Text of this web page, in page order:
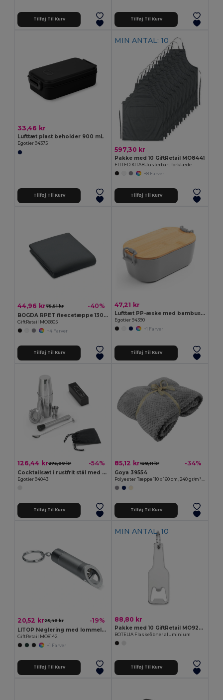
Tilføj Til Kurv Tilføj Til Kurv
33,46 kr
Lufttæt plast beholder 900 mL
Egotier 94375
Tilføj Til Kurv
MIN ANTAL: 10
597,30 kr
Pakke med 10 GiftRetail MO8441
FITTED KITAB Justerbart forklæde
+8 Farver
Tilføj Til Kurv
44,96 kr75,51 kr -40%
BOGDA RPET fleecetæppe 130gr/m²
GiftRetail MO6805
+4 Farver
Tilføj Til Kurv
47,21 kr
Lufttæt PP-æske med bambuslåg
Egotier 94390
+1 Farver
Tilføj Til Kurv
126,44 kr275,00 kr -54%
Cocktailsæt i rustfrit stål med 6 dele
Egotier 94043
Tilføj Til Kurv
85,12 kr128,11 kr -34%
Goya 39554
Tilføj Til Kurv
20,52 kr25,46 kr -19%
LITOP Nøglering med lommelygte
GiftRetail MO8142
+1 Farver
Tilføj Til Kurv
MIN ANTAL: 10
88,80 kr
Pakke med 10 GiftRetail MO9247
BOTELIA Flaskeåbner aluminium
Tilføj Til Kurv